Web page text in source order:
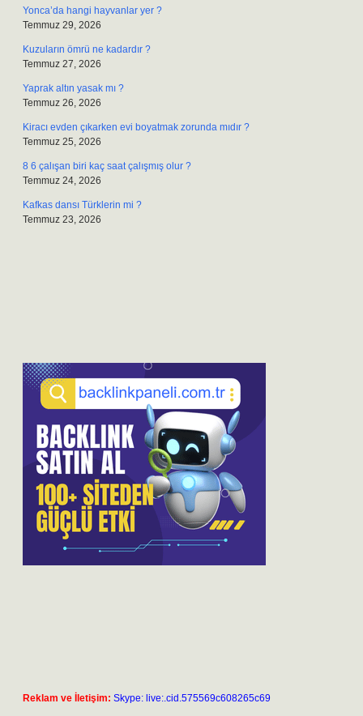
Yonca’da hangi hayvanlar yer ?
Temmuz 29, 2026
Kuzuların ömrü ne kadardır ?
Temmuz 27, 2026
Yaprak altın yasak mı ?
Temmuz 26, 2026
Kiracı evden çıkarken evi boyatmak zorunda mıdır ?
Temmuz 25, 2026
8 6 çalışan biri kaç saat çalışmış olur ?
Temmuz 24, 2026
Kafkas dansı Türklerin mi ?
Temmuz 23, 2026
Reklam ve İletişim: Skype: live:.cid.575569c608265c69